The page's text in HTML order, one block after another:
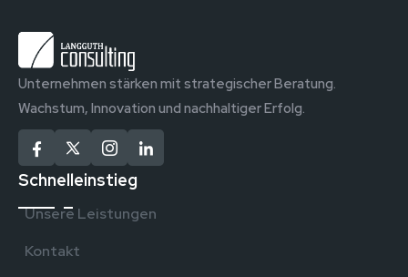
Unternehmen stärken mit strategischer Beratung.
Wachstum, Innovation und nachhaltiger Erfolg.
Schnelleinstieg
Unsere Leistungen
Kontakt